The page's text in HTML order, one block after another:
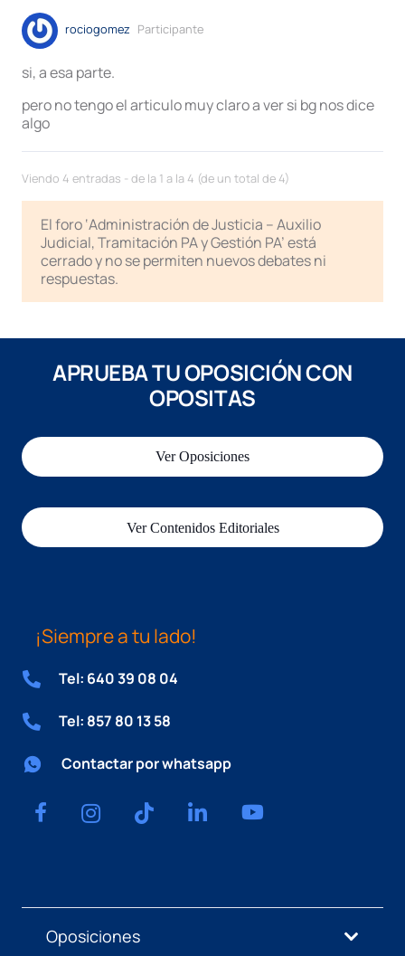
rociogomez Participante
si, a esa parte.
pero no tengo el articulo muy claro a ver si bg nos dice
algo
Viendo 4 entradas - de la 1 a la 4 (de un total de 4)
El foro ‘Administración de Justicia – Auxilio
Judicial, Tramitación PA y Gestión PA’ está
cerrado y no se permiten nuevos debates ni
respuestas.
APRUEBA TU OPOSICIÓN CON
OPOSITAS
Ver Oposiciones
Ver Contenidos Editoriales
¡Siempre a tu lado!
Tel: 640 39 08 04
Tel: 857 80 13 58
Contactar por whatsapp
Oposiciones